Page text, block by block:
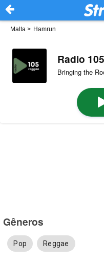
Malta > Hamrun
Radio
Bringing the
Gêneros
Pop Reggae